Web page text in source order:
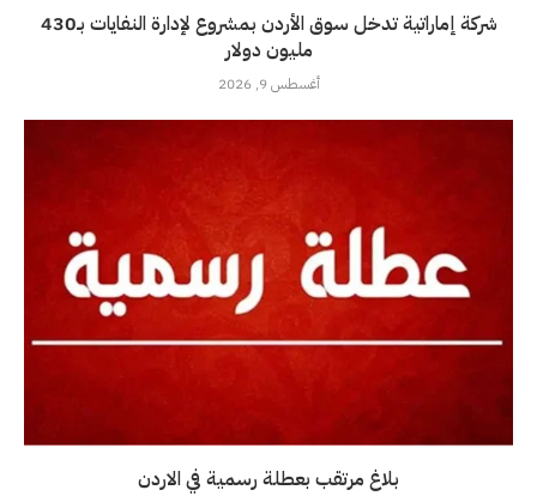
شركة إماراتية تدخل سوق الأردن بمشروع لإدارة النفايات بـ430
مليون دولار
أغسطس 9, 2026
بلاغ مرتقب بعطلة رسمية في الاردن